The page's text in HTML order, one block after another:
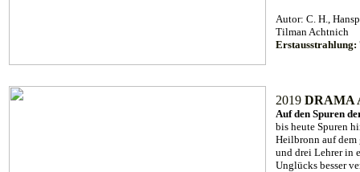
Autor: C. H.,
Tilman Achtnich
Erstausstrahlung:
2019 DRAMA
Auf den Spuren
bis heute Spuren
Heilbronn auf dem
und drei Lehrer in
Unglücks besser